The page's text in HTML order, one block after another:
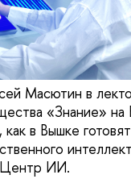
Масютин в
«Знание»
в Вышке
Центр ИИ.